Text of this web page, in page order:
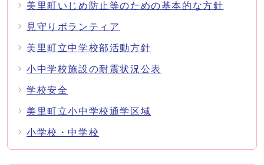
美里町いじめ防止等のための基本的な方針
見守りボランティア
美里町立中学校部活動方針
小中学校施設の耐震状況公表
学校安全
美里町立小中学校通学区域
小学校・中学校